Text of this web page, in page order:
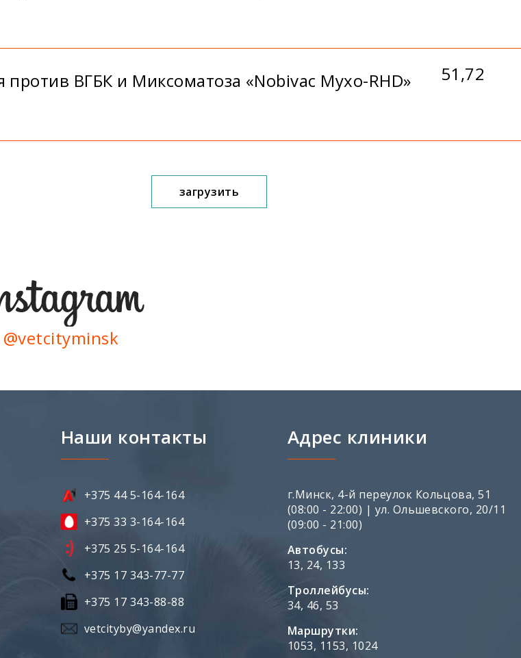
против ВГБК и Миксоматоза «Nobivac Мухо-RHD»
51,72
загрузить
@vetcityminsk
Наши контакты
+375 44 5-164-164
+375 33 3-164-164
+375 25 5-164-164
+375 17 343-77-77
+375 17 343-88-88
vetcityby@yandex.ru
Адрес клиники
г.Минск, 4-й переулок Кольцова, 51
(08:00 - 22:00) | ул. Ольшевского, 20/11
(09:00 - 21:00)
Автобусы:
13, 24, 133
Троллейбусы:
34, 46, 53
Маршрутки:
1053, 1153, 1024